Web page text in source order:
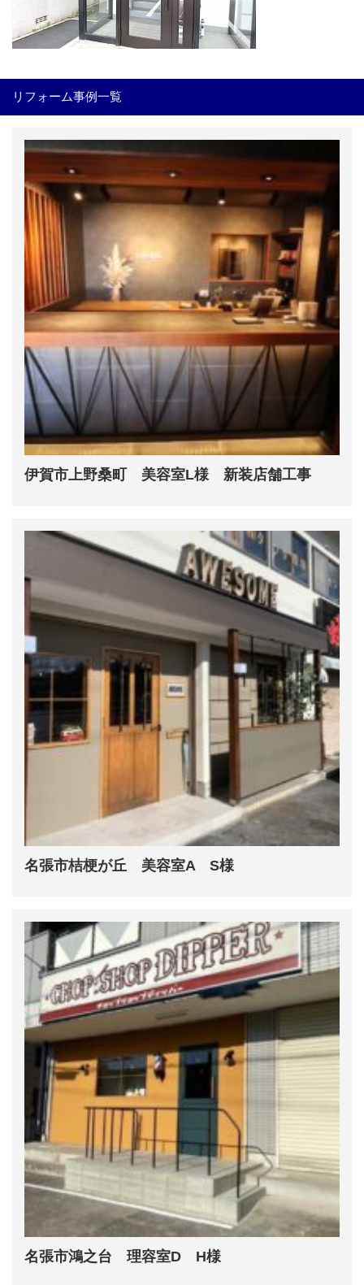
リフォーム事例一覧
伊賀市上野桑町 美容室L様 新装店舗工事
名張市桔梗が丘 美容室A S様
名張市鴻之台 理容室D H様